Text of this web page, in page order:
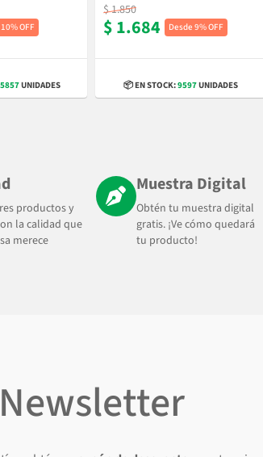
10% OFF
5857UNIDADES
$ 1.850
$ 1.684 9% OFF
📦 EN STOCK:9597UNIDADES
productos y
la calidad que
merece
Muestra Digital
Obtén tu muestra digital
gratis. ¡Ve cómo quedará
tu producto!
Newsletter